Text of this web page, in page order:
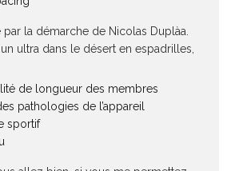
la démarche de Nicolas Duplàa.
ultra dans le désert en espadrilles,
de longueur des membres
pathologies de l’appareil
sportif